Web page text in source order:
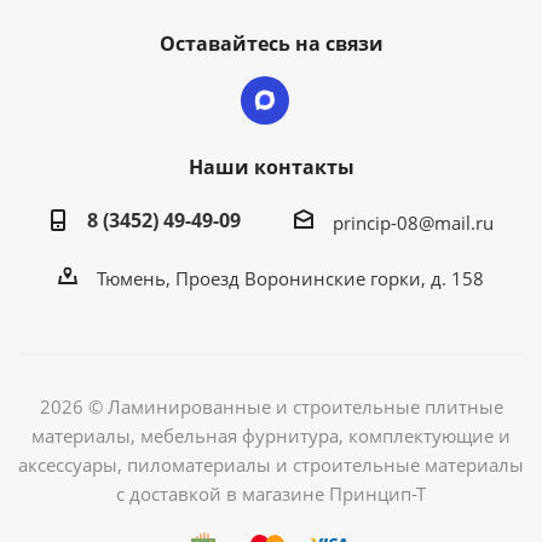
Оставайтесь на связи
Наши контакты
8 (3452) 49-49-09
princip-08@mail.ru
Тюмень, Проезд Воронинские горки, д. 158
2026 © Ламинированные и строительные плитные
материалы, мебельная фурнитура, комплектующие и
аксессуары, пиломатериалы и строительные материалы
с доставкой в магазине Принцип-Т